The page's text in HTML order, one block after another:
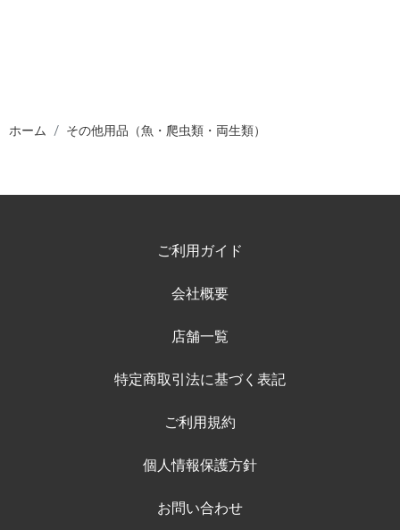
ホーム その他用品（魚・爬虫類・両生類）
ご利用ガイド
会社概要
店舗一覧
特定商取引法に基づく表記
ご利用規約
個人情報保護方針
お問い合わせ